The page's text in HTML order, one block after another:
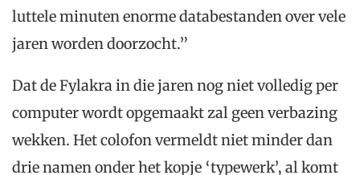
luttele minuten enorme databestanden over vele
jaren worden doorzocht.”
Dat de Fylakra in die jaren nog niet volledig per
computer wordt opgemaakt zal geen verbazing
wekken. Het colofon vermeldt niet minder dan
drie namen onder het kopje ‘typewerk’, al komt